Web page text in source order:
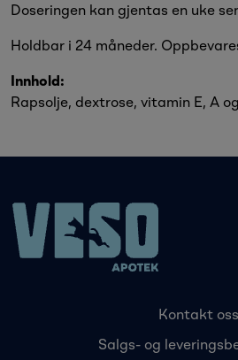
Doseringen kan gjentas en uke
Holdbar i 24 måneder.
Innhold:
Rapsolje, dextrose, vitamin E, A
Kontakt oss
Salgs- og